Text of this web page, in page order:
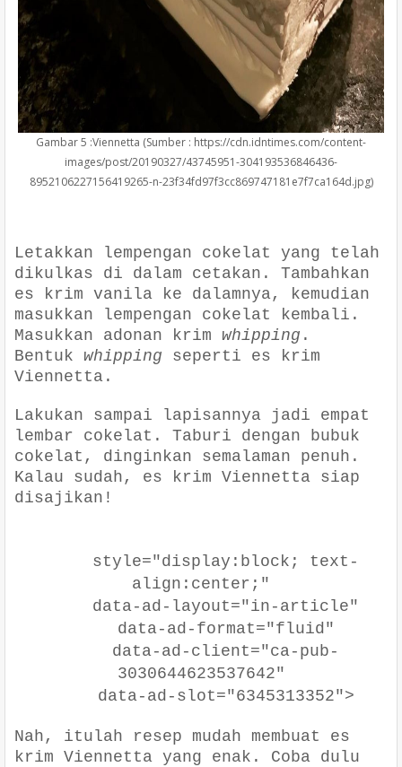
Gambar 5 :Viennetta (Sumber : https://cdn.idntimes.com/content-
images/post/20190327/43745951-304193536846436-
8952106227156419265-n-23f34fd97f3cc869747181e7f7ca164d.jpg)
Letakkan lempengan cokelat yang telah
dikulkas di dalam cetakan. Tambahkan
es krim vanila ke dalamnya, kemudian
masukkan lempengan cokelat kembali.
Masukkan adonan krim whipping .
Bentuk whipping seperti es krim
Viennetta.
Lakukan sampai lapisannya jadi empat
lembar cokelat. Taburi dengan bubuk
cokelat, dinginkan semalaman penuh.
Kalau sudah, es krim Viennetta siap
disajikan!
style="display:block; text-
align:center;"
data-ad-layout="in-article"
data-ad-format="fluid"
data-ad-client="ca-pub-
3030644623537642"
data-ad-slot="6345313352">
Nah, itulah resep mudah membuat es
krim Viennetta yang enak. Coba dulu